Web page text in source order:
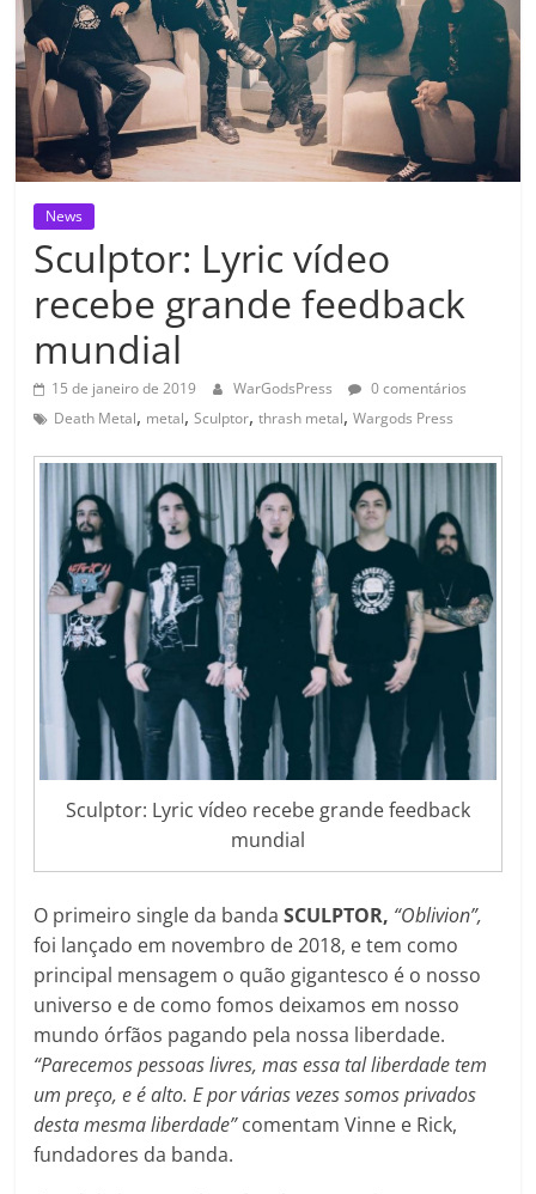
News
Sculptor: Lyric vídeo
recebe grande feedback
mundial
15 de janeiro de 2019 WarGodsPress
0 comentários
Death Metal, metal,Sculptor,thrash metal,Wargods Press
Sculptor: Lyric vídeo recebe grande feedback
mundial
O primeiro single da bandaSCULPTOR, “Oblivion”,
foi lançado em novembro de 2018, e tem como
principal mensagem o quão gigantesco é o nosso
universo e de como fomos deixamos em nosso
mundo órfãos pagando pela nossa liberdade.
“Parecemos pessoas livres, mas essa tal liberdade tem
um preço, e é alto. E por várias vezes somos privados
desta mesma liberdade”comentam Vinne e Rick,
fundadores da banda.